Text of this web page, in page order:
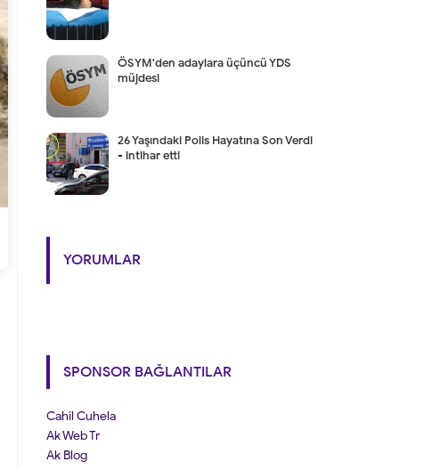
ÖSYM'den adaylara üçüncü YDS
müjdesi
26 Yaşındaki Polis Hayatına Son Verdi
- intihar etti
YORUMLAR
SPONSOR BAĞLANTILAR
Cahil Cuhela
Ak Web Tr
Ak Blog